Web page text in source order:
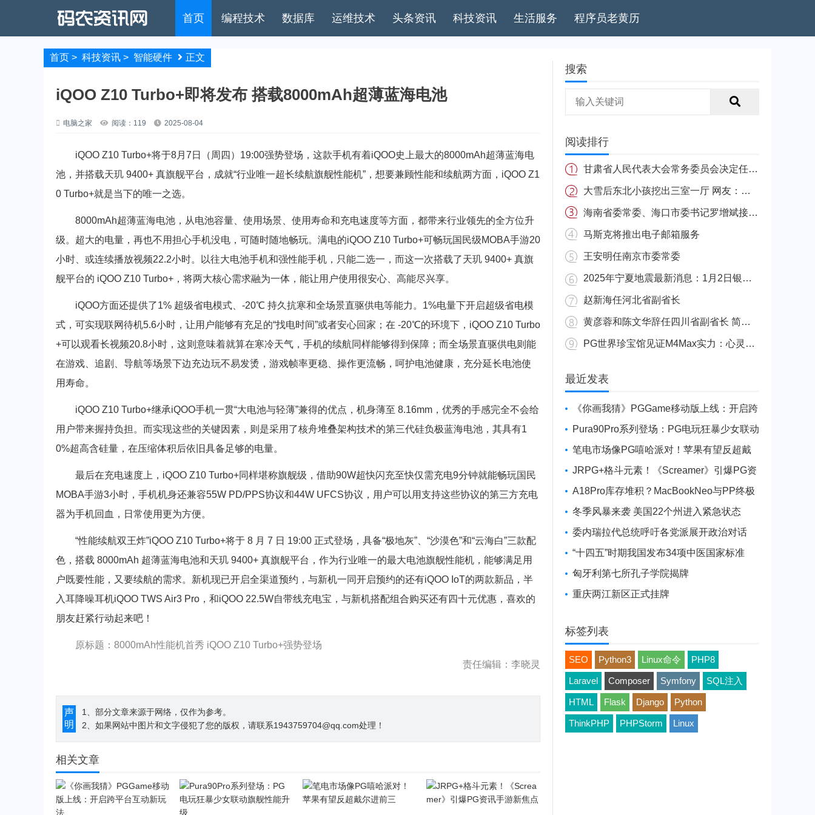
首页 编程技术 数据库 运维技术 头条资讯 科技资讯 生活服务 程序员老黄历
首页 > 科技资讯 > 智能硬件 正文
iQOO Z10 Turbo+即将发布 搭载8000mAh超薄蓝海电池
电脑之家 阅读：119 2025-08-04
iQOO Z10 Turbo+将于8月7日（周四）19:00强势登场，这款手机有着iQOO史上最大的8000mAh超薄蓝海电
池，并搭载天玑 9400+ 真旗舰平台，成就“行业唯一超长续航旗舰性能机”，想要兼顾性能和续航两方面，iQOO Z1
0 Turbo+就是当下的唯一之选。
8000mAh超薄蓝海电池，从电池容量、使用场景、使用寿命和充电速度等方面，都带来行业领先的全方位升
级。超大的电量，再也不用担心手机没电，可随时随地畅玩。满电的iQOO Z10 Turbo+可畅玩国民级MOBA手游20
小时、或连续播放视频22.2小时。以往大电池手机和强性能手机，只能二选一，而这一次搭载了天玑 9400+ 真旗
舰平台的 iQOO Z10 Turbo+，将两大核心需求融为一体，能让用户使用很安心、高能尽兴享。
iQOO方面还提供了1% 超级省电模式、-20℃ 持久抗寒和全场景直驱供电等能力。1%电量下开启超级省电模
式，可实现联网待机5.6小时，让用户能够有充足的“找电时间”或者安心回家；在 -20℃的环境下，iQOO Z10 Turbo
+可以观看长视频20.8小时，这则意味着就算在寒冷天气，手机的续航同样能够得到保障；而全场景直驱供电则能
在游戏、追剧、导航等场景下边充边玩不易发烫，游戏帧率更稳、操作更流畅，呵护电池健康，充分延长电池使
用寿命。
iQOO Z10 Turbo+继承iQOO手机一贯“大电池与轻薄”兼得的优点，机身薄至 8.16mm，优秀的手感完全不会给
用户带来握持负担。而实现这些的关键因素，则是采用了核舟堆叠架构技术的第三代硅负极蓝海电池，其具有1
0%超高含硅量，在压缩体积后依旧具备足够的电量。
最后在充电速度上，iQOO Z10 Turbo+同样堪称旗舰级，借助90W超快闪充至快仅需充电9分钟就能畅玩国民
MOBA手游3小时，手机机身还兼容55W PD/PPS协议和44W UFCS协议，用户可以用支持这些协议的第三方充电
器为手机回血，日常使用更为方便。
“性能续航双王炸”iQOO Z10 Turbo+将于 8 月 7 日 19:00 正式登场，具备“极地灰”、“沙漠色”和“云海白”三款配
色，搭载 8000mAh 超薄蓝海电池和天玑 9400+ 真旗舰平台，作为行业唯一的最大电池旗舰性能机，能够满足用
户既要性能，又要续航的需求。新机现已开启全渠道预约，与新机一同开启预约的还有iQOO IoT的两款新品，半
入耳降噪耳机iQOO TWS Air3 Pro，和iQOO 22.5W自带线充电宝，与新机搭配组合购买还有四十元优惠，喜欢的
朋友赶紧行动起来吧！
原标题：8000mAh性能机首秀 iQOO Z10 Turbo+强势登场
责任编辑：李晓灵
声
明
1、部分文章来源于网络，仅作为参考。
2、如果网站中图片和文字侵犯了您的版权，请联系1943759704@qq.com处理！
相关文章
搜索
阅读排行
甘肃省人民代表大会常务委员会决定任免名单
大雪后东北小孩挖出三室一厅 网友：南方的娃很羡慕
海南省委常委、海口市委书记罗增斌接受中央纪委国家监委纪律审查和监察调查
马斯克将推出电子邮箱服务
王安明任南京市委常委
2025年宁夏地震最新消息：1月2日银川发生4.8级地震
赵新海任河北省副省长
黄彦蓉和陈文华辞任四川省副省长 简历资料照片
PG世界珍宝馆见证M4Max实力：心灵杀手2竟轻松跑出80FPS！
最近发表
《你画我猜》PGGame移动版上线：开启跨
平台互动新玩法
Pura90Pro系列登场：PG电玩狂暴少女联动
旗舰性能升级
笔电市场像PG嘻哈派对！苹果有望反超戴
尔进前三
JRPG+格斗元素！《Screamer》引爆PG资
讯手游新焦点
A18Pro库存堆积？MacBookNeo与PP终极
火焰狂潮意外同框
冬季风暴来袭 美国22个州进入紧急状态
委内瑞拉代总统呼吁各党派展开政治对话
“十四五”时期我国发布34项中医国家标准
匈牙利第七所孔子学院揭牌
重庆两江新区正式挂牌
标签列表
SEO Python3 Linux命令 PHP8
Laravel Composer Symfony SQL注入
HTML Flask Django Python
ThinkPHP PHPStorm Linux